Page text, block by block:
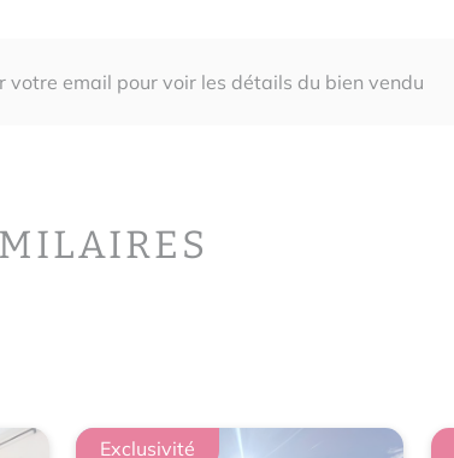
votre email pour voir les détails du bien vendu
Exclusivité